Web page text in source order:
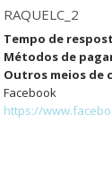
RAQUELC_2
Tempo de
Métodos de
Outros meios de
Facebook
https://